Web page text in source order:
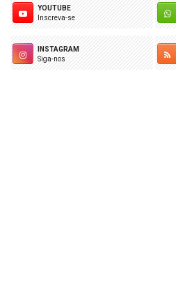
YOUTUBE
Inscreva-se
INSTAGRAM
Siga-nos